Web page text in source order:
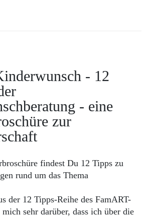
- 12
- eine
zur
findest Du 12 Tipps zu
rund um das Thema
der 12 Tipps-Reihe des FamART-
sehr darüber, dass ich über die